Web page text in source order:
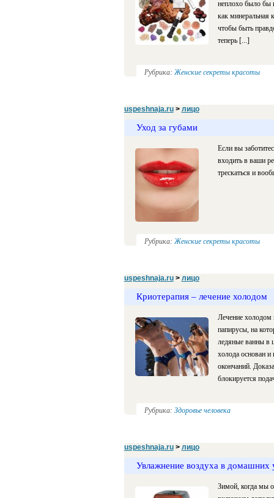
неплохо было бы
как минеральная
чтобы быть
теперь [...]
Рубрика: Женские секреты красоты
uspeshnaja.ru> лицо
Уход за губами
Если вы
входить в ваши
трескаться и
Рубрика: Женские секреты красоты
uspeshnaja.ru> лицо
Криотерапия – лечение холодом
Лечение холодом
папирусы, на
ледяные ванны в
холода основан и
окончаний.
блокируется
Рубрика: Здоровье человека
uspeshnaja.ru> лицо
Увлажнение воздуха в домашних
Зимой, когда мы